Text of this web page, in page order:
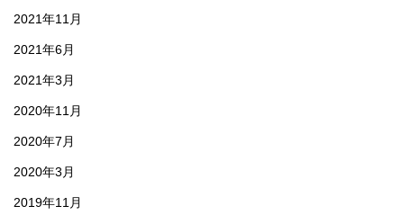
2021年11月
2021年6月
2021年3月
2020年11月
2020年7月
2020年3月
2019年11月